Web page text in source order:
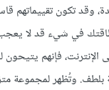
وقد تكون
طاقتك في شيء قد لا
الإنترنت، فإنهم
بلطف. وتُظهر